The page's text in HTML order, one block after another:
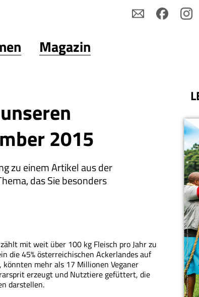
Magazin
2015
zu einem Artikel aus der
das Sie besonders
mit weit über 100 kg Fleisch pro Jahr zu
die 45% österreichischen Ackerlandes auf
mehr als 17 Millionen Veganer
erzeugt und Nutztiere gefüttert, die
darstellen.